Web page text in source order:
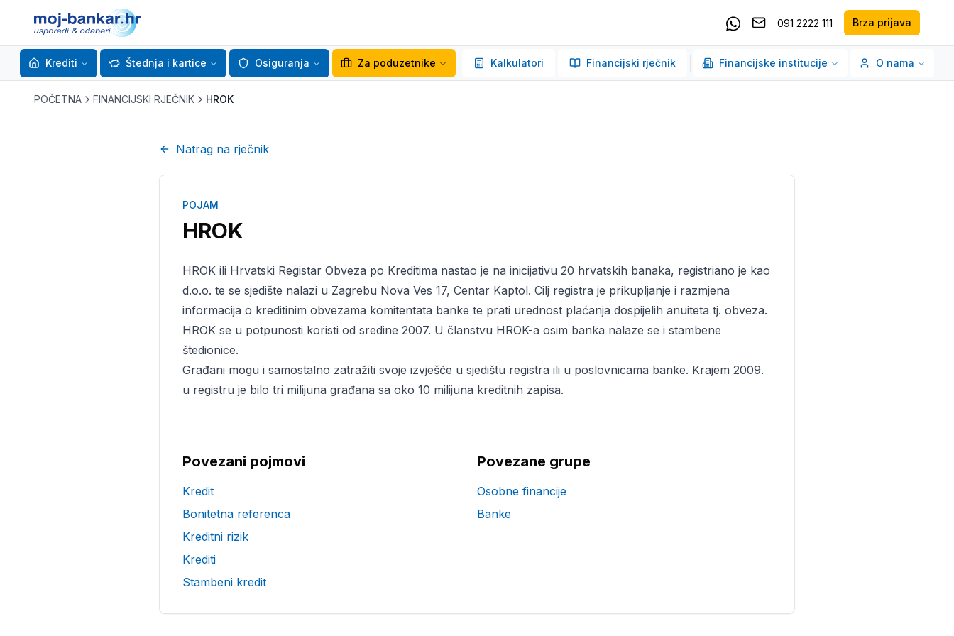
Kontaktirajte nas putem Whatsappa
091 2222 111 Brza prijava
Krediti Štednja i kartice Osiguranja Za poduzetnike Kalkulatori Financijski rječnik Financijske institucije O nama
POČETNA FINANCIJSKI RJEČNIK HROK
Natrag na rječnik
POJAM
HROK
HROK ili Hrvatski Registar Obveza po Kreditima nastao je na inicijativu 20 hrvatskih banaka, registriano je kao
d.o.o. te se sjedište nalazi u Zagrebu Nova Ves 17, Centar Kaptol. Cilj registra je prikupljanje i razmjena
informacija o kreditinim obvezama komitentata banke te prati urednost plaćanja dospijelih anuiteta tj. obveza.
HROK se u potpunosti koristi od sredine 2007. U članstvu HROK-a osim banka nalaze se i stambene
štedionice.
Građani mogu i samostalno zatražiti svoje izvješće u sjedištu registra ili u poslovnicama banke. Krajem 2009.
u registru je bilo tri milijuna građana sa oko 10 milijuna kreditnih zapisa.
Povezani pojmovi
Kredit
Bonitetna referenca
Kreditni rizik
Krediti
Stambeni kredit
Povezane grupe
Osobne financije
Banke